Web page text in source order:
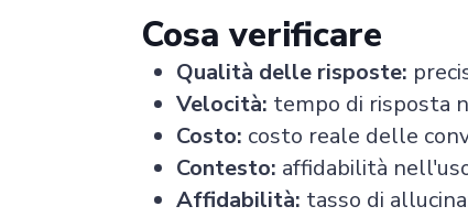
Cosa verificare
Qualità delle risposte:
Velocità: tempo di risposta
Costo: costo reale delle
Contesto: affidabilità
Affidabilità: tasso di